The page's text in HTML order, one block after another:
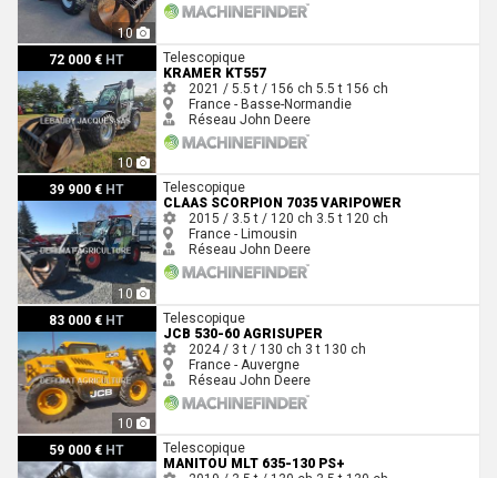
10
72 000 € HT
10
KRAMER KT557
Telescopique
KRAMER KT557
2021 / 5.5 t / 156 ch 5.5 t 156 ch
France - Basse-Normandie
Réseau John Deere
39 900 € HT
10
Claas SCORPION 7035 VARIPOWER
Telescopique
CLAAS SCORPION 7035 VARIPOWER
2015 / 3.5 t / 120 ch 3.5 t 120 ch
France - Limousin
Réseau John Deere
83 000 € HT
10
JCB 530-60 AGRISUPER Telescopique
JCB 530-60 AGRISUPER
2024 / 3 t / 130 ch 3 t 130 ch
France - Auvergne
Réseau John Deere
59 000 € HT
Manitou MLT 635-130 PS+Telescopique
MANITOU MLT 635-130 PS+